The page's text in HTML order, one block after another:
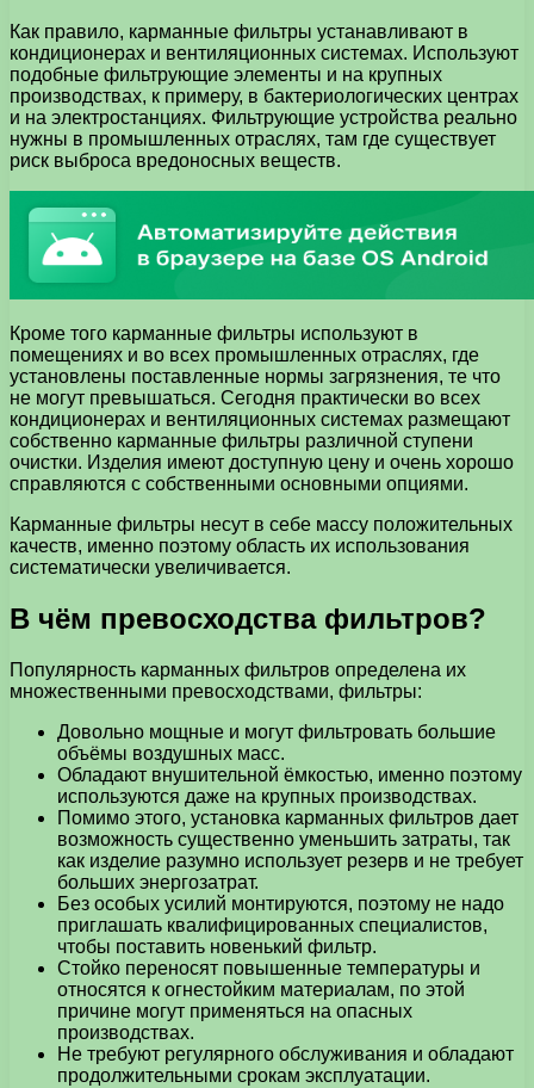
Как правило, карманные фильтры устанавливают в
кондиционерах и вентиляционных системах. Используют
подобные фильтрующие элементы и на крупных
производствах, к примеру, в бактериологических центрах
и на электростанциях. Фильтрующие устройства реально
нужны в промышленных отраслях, там где существует
риск выброса вредоносных веществ.
Кроме того карманные фильтры используют в
помещениях и во всех промышленных отраслях, где
установлены поставленные нормы загрязнения, те что
не могут превышаться. Сегодня практически во всех
кондиционерах и вентиляционных системах размещают
собственно карманные фильтры различной ступени
очистки. Изделия имеют доступную цену и очень хорошо
справляются с собственными основными опциями.
Карманные фильтры несут в себе массу положительных
качеств, именно поэтому область их использования
систематически увеличивается.
В чём превосходства фильтров?
Популярность карманных фильтров определена их
множественными превосходствами, фильтры:
Довольно мощные и могут фильтровать большие
объёмы воздушных масс.
Обладают внушительной ёмкостью, именно поэтому
используются даже на крупных производствах.
Помимо этого, установка карманных фильтров дает
возможность существенно уменьшить затраты, так
как изделие разумно использует резерв и не требует
больших энергозатрат.
Без особых усилий монтируются, поэтому не надо
приглашать квалифицированных специалистов,
чтобы поставить новенький фильтр.
Стойко переносят повышенные температуры и
относятся к огнестойким материалам, по этой
причине могут применяться на опасных
производствах.
Не требуют регулярного обслуживания и обладают
продолжительными срокам эксплуатации.